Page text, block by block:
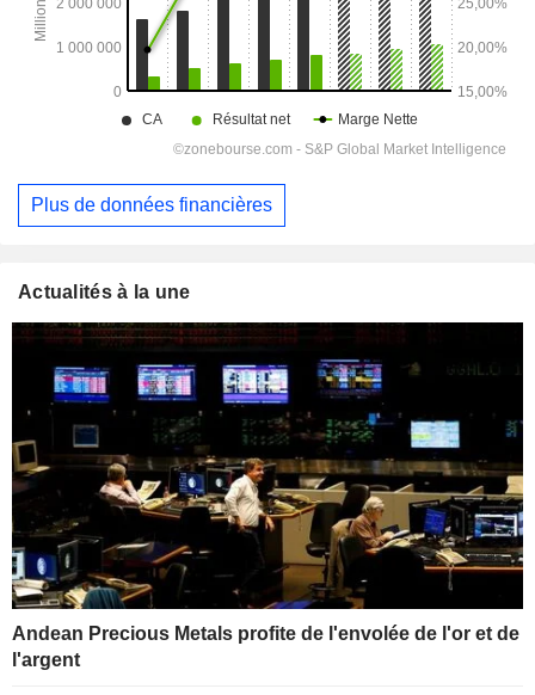
Plus de données financières
Actualités à la une
Andean Precious Metals profite de l'envolée de l'or et de
l'argent